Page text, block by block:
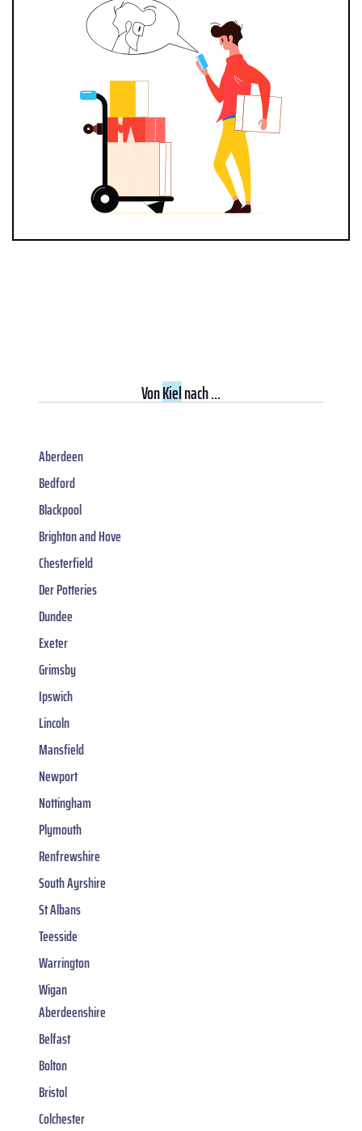
VonKielnach ...
Aberdeen
Bedford
Blackpool
Brighton and Hove
Chesterfield
Der Potteries
Dundee
Exeter
Grimsby
Ipswich
Lincoln
Mansfield
Newport
Nottingham
Plymouth
Renfrewshire
South Ayrshire
St Albans
Teesside
Warrington
Wigan
Aberdeenshire
Belfast
Bolton
Bristol
Colchester